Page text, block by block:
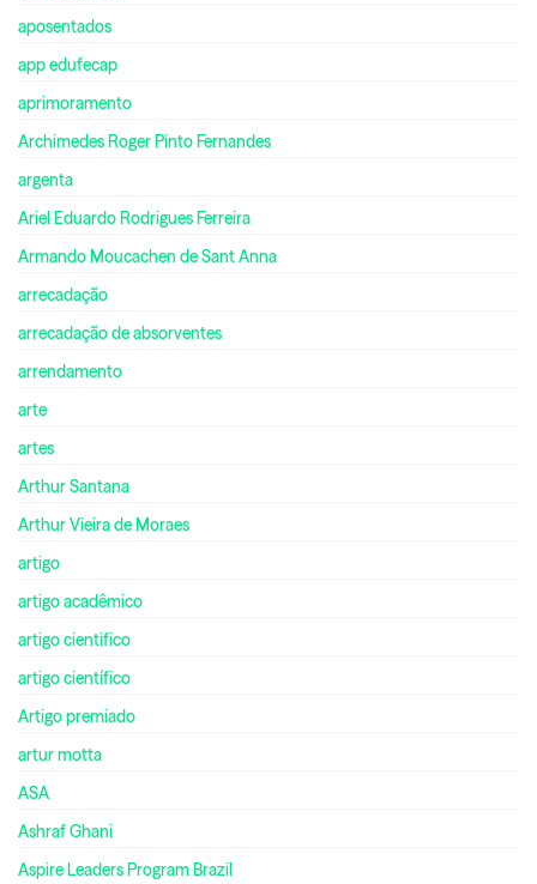
aposentados
app edufecap
aprimoramento
Archimedes Roger Pinto Fernandes
argenta
Ariel Eduardo Rodrigues Ferreira
Armando Moucachen de Sant Anna
arrecadação
arrecadação de absorventes
arrendamento
arte
artes
Arthur Santana
Arthur Vieira de Moraes
artigo
artigo acadêmico
artigo cientifico
artigo científico
Artigo premiado
artur motta
ASA
Ashraf Ghani
Aspire Leaders Program Brazil